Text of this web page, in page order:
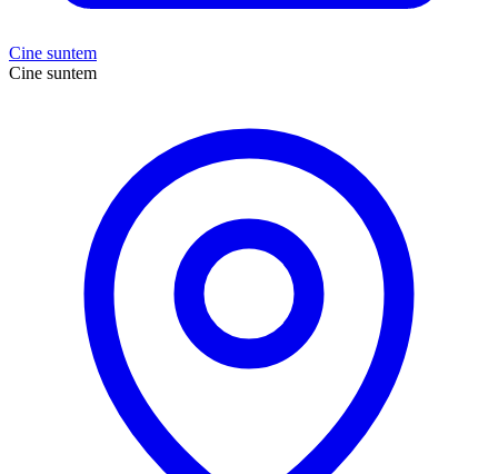
Cine suntem
Cine suntem